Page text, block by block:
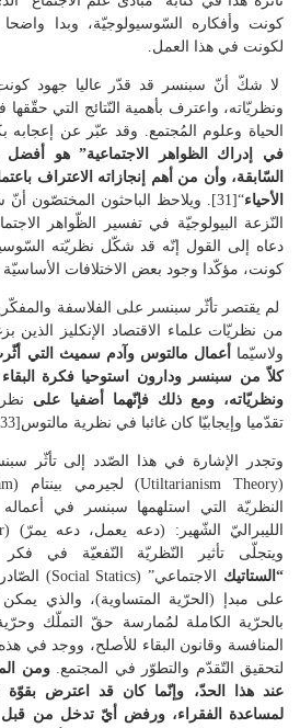
كونت وأفكاره السّوسيولوجيّة، وبدا واضحا
لكونت في هذا العمل.
لا شكّ أنّ سبنسر قد قدّر عاليا جهود
ونظريّاته، واعترف بأهمية النّتائج التي
الحياة وعلوم المُجتمع. وقد عبّر عن إعجابه
في إدراك الظواهر الاجتماعية” هو
السّابقة، وأن من أهم إنجازاته الاعتراف
الأحياء
“[31]. ويلاحظ الباحثون المختصّون
النّزعة البيولوجيّة في تفسير الظّواهر
دعاه إلى القول إنّه قد شكّل نظريّته
كونت، مؤكّدا وجود بعض الاختلافات الأساسيّة
لم يقتصر تأثّر سبنسر على الفلاسفة
من نظريّات علماء الاقتصاد الإنكليز الذين
ولاسيّما
أعمال مالتوس وآدم سميث التي
كلاّ من سبنسر ودارون استوحيا فكرة
ونظريّاته، ومع ذلك فإنّهما أضفيا على
تقدّميا وإيجابيّا كان غائبا في نظرية مالتوس[33].
وتجدر الإشارة في هذا الصّدد إلى تأثّر
النظريّة التي استلهمها سبنسر في أعماله
ويتجلّى تأثير النّظريّة النّفعيّة في
“الستاتيك
على مبدإ (الحرّية المتساوية)، والذي
بالحرّية الكاملة لمُمارسة حقّ التملّك
المنافسة وقانون البقاء للأصلح، ووجد في
لتحقيق التّقدّم والتطوّر في المجتمع.ومن
عند هذا الحدّ، وإنّما كان قد اعترض
لمساعدة الفقراء، ورفض أيّ تدخل من قبل